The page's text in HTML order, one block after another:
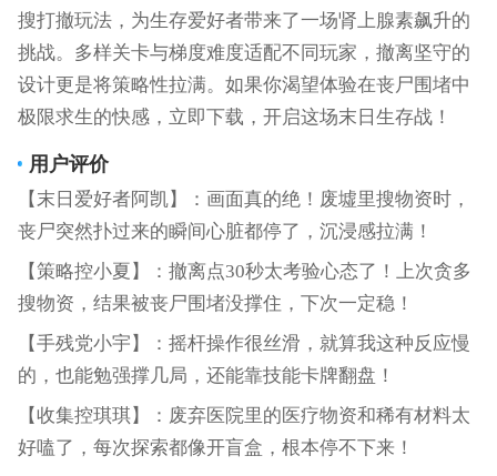
搜打撤玩法，为生存爱好者带来了一场肾上腺素飙升的
挑战。多样关卡与梯度难度适配不同玩家，撤离坚守的
设计更是将策略性拉满。如果你渴望体验在丧尸围堵中
极限求生的快感，立即下载，开启这场末日生存战！
用户评价
【末日爱好者阿凯】：画面真的绝！废墟里搜物资时，
丧尸突然扑过来的瞬间心脏都停了，沉浸感拉满！
【策略控小夏】：撤离点30秒太考验心态了！上次贪多
搜物资，结果被丧尸围堵没撑住，下次一定稳！
【手残党小宇】：摇杆操作很丝滑，就算我这种反应慢
的，也能勉强撑几局，还能靠技能卡牌翻盘！
【收集控琪琪】：废弃医院里的医疗物资和稀有材料太
好嗑了，每次探索都像开盲盒，根本停不下来！